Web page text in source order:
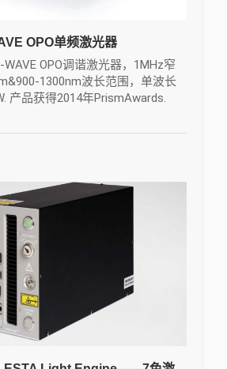
OPO单频激光器
WAVE OPO调谐激光器，1MHz窄
1300nm波长范围，单波长
产品获得2014年PrismAwards.